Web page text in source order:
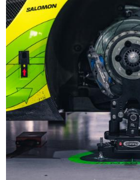
den
notwendigen
Ersatzteilen.